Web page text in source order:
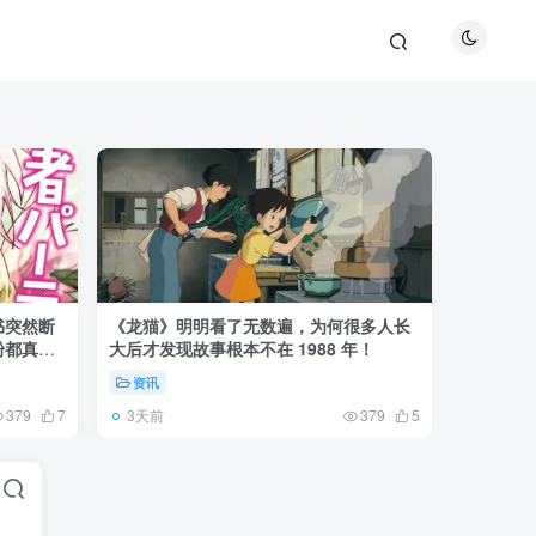
突然断
真慌
379 7
《龙猫》明明看了无数遍，为何很多人长
大后才发现故事根本不在 1988 年！
资讯
3天前 379 5